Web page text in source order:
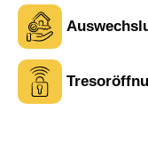
T Tina R. aus
Service war wie
Monteur zuerst an die